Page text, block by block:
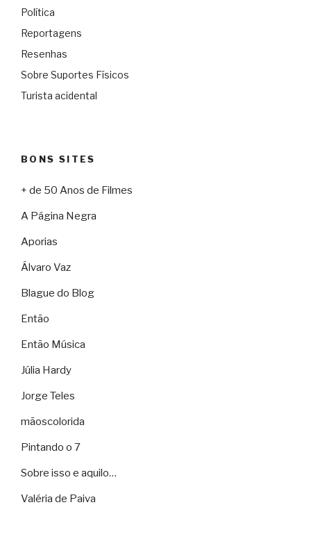
Política
Reportagens
Resenhas
Sobre Suportes Físicos
Turista acidental
BONS SITES
+ de 50 Anos de Filmes
A Página Negra
Aporias
Álvaro Vaz
Blague do Blog
Então
Então Música
Júlia Hardy
Jorge Teles
mãoscolorida
Pintando o 7
Sobre isso e aquilo…
Valéria de Paiva